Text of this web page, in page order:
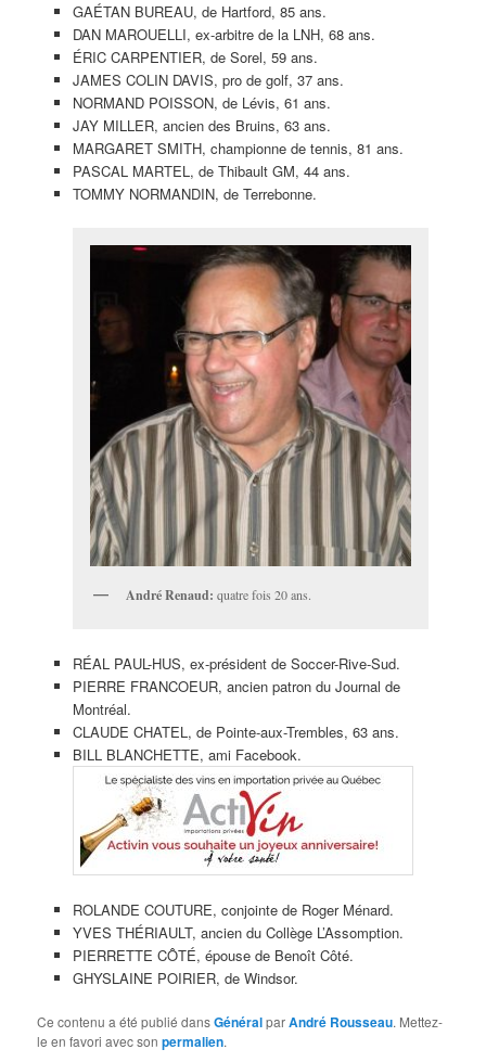
GAÉTAN BUREAU, de Hartford, 85 ans.
DAN MAROUELLI, ex-arbitre de la LNH, 68 ans.
ÉRIC CARPENTIER, de Sorel, 59 ans.
JAMES COLIN DAVIS, pro de golf, 37 ans.
NORMAND POISSON, de Lévis, 61 ans.
JAY MILLER, ancien des Bruins, 63 ans.
MARGARET SMITH, championne de tennis, 81 ans.
PASCAL MARTEL, de Thibault GM, 44 ans.
TOMMY NORMANDIN, de Terrebonne.
André Renaud: quatre fois 20 ans.
RÉAL PAUL-HUS, ex-président de Soccer-Rive-Sud.
PIERRE FRANCOEUR, ancien patron du Journal de
Montréal.
CLAUDE CHATEL, de Pointe-aux-Trembles, 63 ans.
BILL BLANCHETTE, ami Facebook.
ROLANDE COUTURE, conjointe de Roger Ménard.
YVES THÉRIAULT, ancien du Collège L’Assomption.
PIERRETTE CÔTÉ, épouse de Benoît Côté.
GHYSLAINE POIRIER, de Windsor.
Ce contenu a été publié dansGénéralparAndré Rousseau. Mettez-
le en favori avec sonpermalien.